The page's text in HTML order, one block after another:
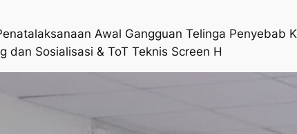
Awal Gangguan Telinga Penyebab
dan Sosialisasi & ToT Teknis Screen H